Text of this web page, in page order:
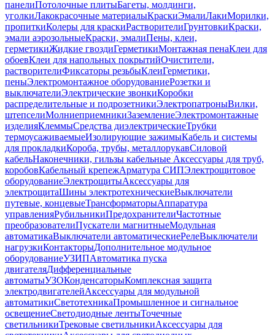
панелиПотолочные плитыБагеты, молдинги,
уголкиЛакокрасочные материалыКраскиЭмалиЛакиМорилки,
пропиткиКолеры для краскиРастворителиГрунтовкиКраски,
эмали аэрозольныеКраски, эмалиПены, клеи,
герметикиЖидкие гвоздиГерметикиМонтажная пенаКлеи для
обоевКлеи для напольных покрытийОчистители,
растворителиФиксаторы резьбыКлеиГерметики,
пеныЭлектромонтажное оборудованиеРозетки и
выключателиЭлектрические звонкиКоробки
распределительные и подрозетникиЭлектропатроныВилки,
штепселиМолниеприемникиЗаземлениеЭлектромонтажные
изделияКлеммыСредства диэлектрическиеТрубки
термоусаживаемыеИзолирующие зажимыКабель и системы
для прокладкиКороба, трубы, металлорукавСиловой
кабельНаконечники, гильзы кабельные Аксессуары для труб,
коробовКабельный крепежАрматура СИПЭлектрощитовое
оборудованиеЭлектрощитыАксессуары для
электрощитаШины электротехническиеВыключатели
путевые, концевыеТрансформаторыАппаратура
управленияРубильникиПредохранителиЧастотные
преобразователиПускатели магнитныеМодульная
автоматикаВыключатели автоматическиеРелеВыключатели
нагрузкиКонтакторыДополнительное модульное
оборудованиеУЗИПАвтоматика пуска
двигателяДифференциальные
автоматыУЗОКонденсаторыКомплексная защита
электродвигателейАксессуары для модульной
автоматикиСветотехникаПромышленное и сигнальное
освещениеСветодиодные лентыТочечные
светильникиТрековые светильникиАксессуары для